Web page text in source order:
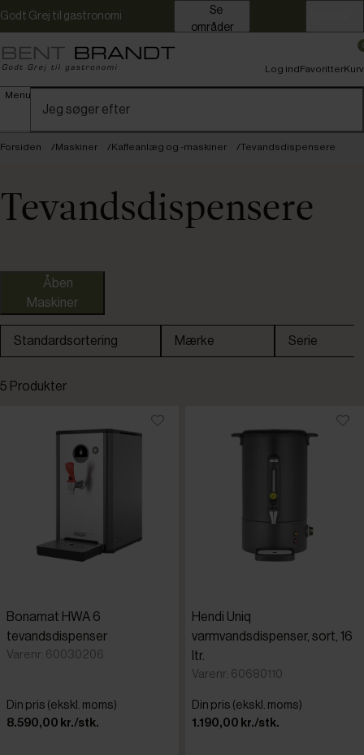
Godt Grej til gastronomi
områder
Menu
Log indFavoritterKurv
Forsiden Maskiner Kaffeanlæg og -maskiner Tevandsdispensere
Tevandsdispensere
Maskiner
Standardsortering
Laveste pris
Tilføjet for nylig
Mærke
Hendi
Serie
5 Produkter
Bonamat HWA 6
tevandsdispenser
Varenr: 60030206
Din pris (ekskl. moms)
8.590,00 kr./stk.
Hendi Uniq
varmvandsdispenser, sort, 16
ltr.
Varenr: 60680110
Din pris (ekskl. moms)
1.190,00 kr./stk.